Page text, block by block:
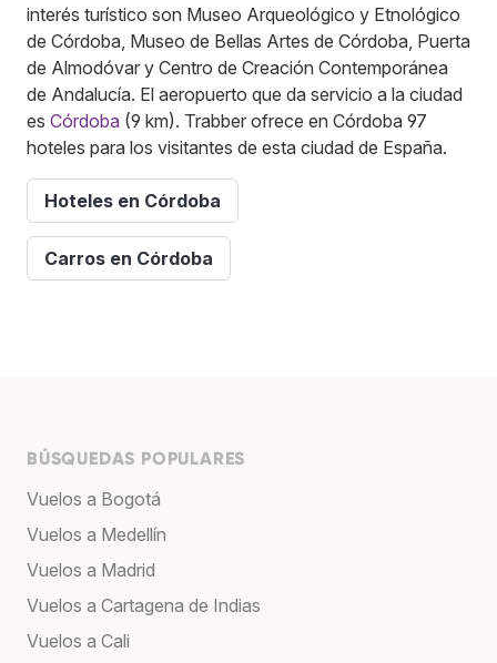
interés turístico son Museo Arqueológico y Etnológico
de Córdoba, Museo de Bellas Artes de Córdoba, Puerta
de Almodóvar y Centro de Creación Contemporánea
de Andalucía. El aeropuerto que da servicio a la ciudad
es Córdoba (9 km). Trabber ofrece en Córdoba 97
hoteles para los visitantes de esta ciudad de España.
Hoteles en Córdoba
Carros en Córdoba
BÚSQUEDAS POPULARES
Vuelos a Bogotá
Vuelos a Medellín
Vuelos a Madrid
Vuelos a Cartagena de Indias
Vuelos a Cali